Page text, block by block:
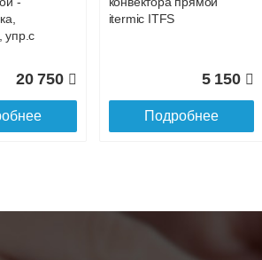
Подробнее
Конвектор
ITT.080.200.1200 с
упр.с
20 750
itermic ITFS
5 150
Подробнее